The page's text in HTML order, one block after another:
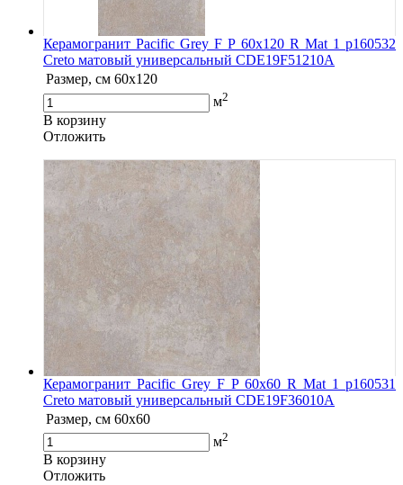
Керамогранит Pacific Grey F P 60x120 R Mat 1 р160532
Creto матовый универсальный СDE19F51210A
Размер, см 60x120
м2
В корзину
Oтложить
Керамогранит Pacific Grey F P 60x60 R Mat 1 р160531
Creto матовый универсальный СDE19F36010A
Размер, см 60x60
м2
В корзину
Oтложить